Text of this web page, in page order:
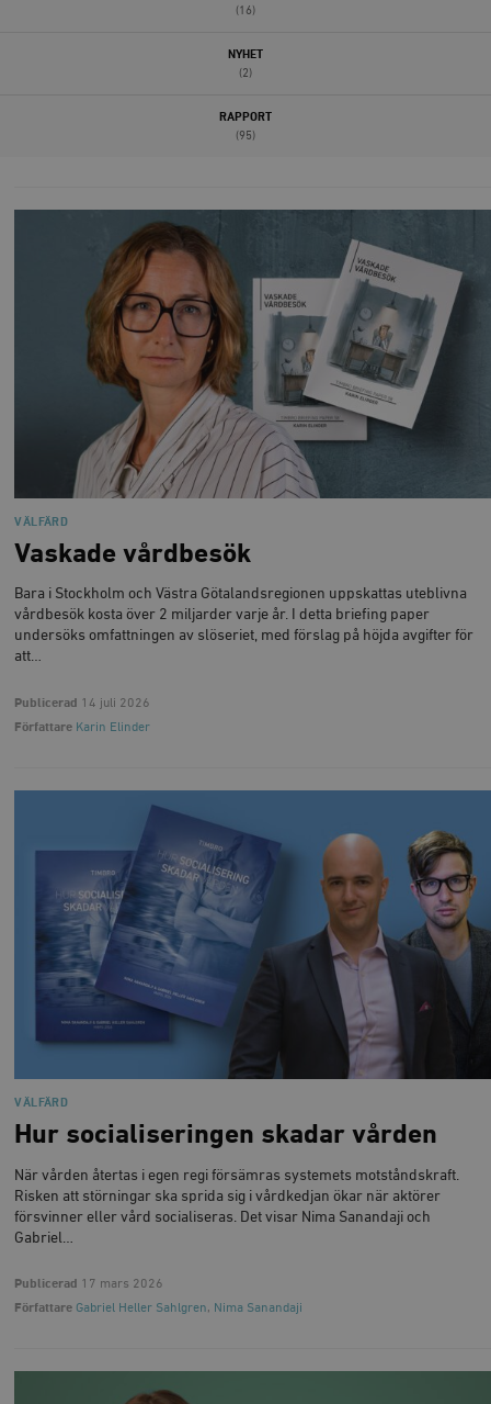
(16)
NYHET
(2)
RAPPORT
(95)
VÄLFÄRD
Vaskade vårdbesök
Bara i Stockholm och Västra Götalandsregionen uppskattas uteblivna
vårdbesök kosta över 2 miljarder varje år. I detta briefing paper
undersöks omfattningen av slöseriet, med förslag på höjda avgifter för
att…
Publicerad 14 juli 2026
Författare Karin Elinder
VÄLFÄRD
Hur socialiseringen skadar vården
När vården återtas i egen regi försämras systemets motståndskraft.
Risken att störningar ska sprida sig i vårdkedjan ökar när aktörer
försvinner eller vård socialiseras. Det visar Nima Sanandaji och
Gabriel…
Publicerad 17 mars 2026
Författare Gabriel Heller Sahlgren, Nima Sanandaji